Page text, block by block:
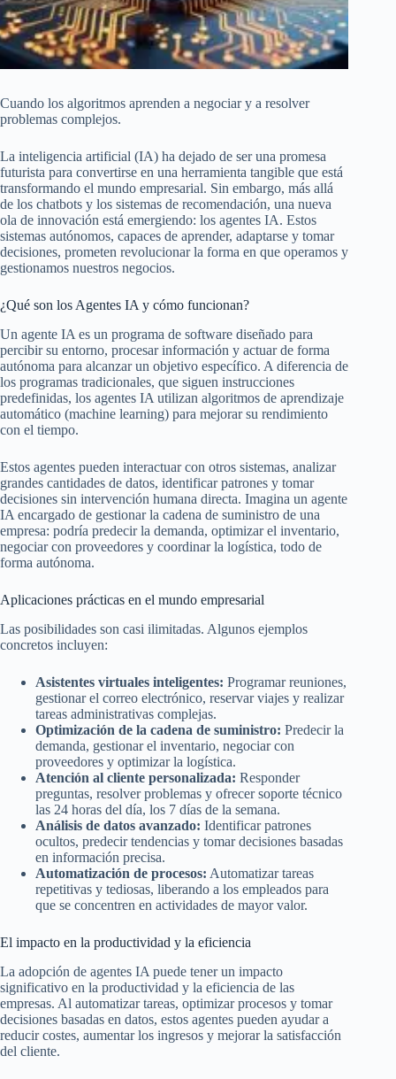
Cuando los algoritmos aprenden a negociar y a resolver
problemas complejos.
La inteligencia artificial (IA) ha dejado de ser una promesa
futurista para convertirse en una herramienta tangible que está
transformando el mundo empresarial. Sin embargo, más allá
de los chatbots y los sistemas de recomendación, una nueva
ola de innovación está emergiendo: los agentes IA. Estos
sistemas autónomos, capaces de aprender, adaptarse y tomar
decisiones, prometen revolucionar la forma en que operamos y
gestionamos nuestros negocios.
¿Qué son los Agentes IA y cómo funcionan?
Un agente IA es un programa de software diseñado para
percibir su entorno, procesar información y actuar de forma
autónoma para alcanzar un objetivo específico. A diferencia de
los programas tradicionales, que siguen instrucciones
predefinidas, los agentes IA utilizan algoritmos de aprendizaje
automático (machine learning) para mejorar su rendimiento
con el tiempo.
Estos agentes pueden interactuar con otros sistemas, analizar
grandes cantidades de datos, identificar patrones y tomar
decisiones sin intervención humana directa. Imagina un agente
IA encargado de gestionar la cadena de suministro de una
empresa: podría predecir la demanda, optimizar el inventario,
negociar con proveedores y coordinar la logística, todo de
forma autónoma.
Aplicaciones prácticas en el mundo empresarial
Las posibilidades son casi ilimitadas. Algunos ejemplos
concretos incluyen:
Asistentes virtuales inteligentes: Programar reuniones,
gestionar el correo electrónico, reservar viajes y realizar
tareas administrativas complejas.
Optimización de la cadena de suministro: Predecir la
demanda, gestionar el inventario, negociar con
proveedores y optimizar la logística.
Atención al cliente personalizada: Responder
preguntas, resolver problemas y ofrecer soporte técnico
las 24 horas del día, los 7 días de la semana.
Análisis de datos avanzado: Identificar patrones
ocultos, predecir tendencias y tomar decisiones basadas
en información precisa.
Automatización de procesos: Automatizar tareas
repetitivas y tediosas, liberando a los empleados para
que se concentren en actividades de mayor valor.
El impacto en la productividad y la eficiencia
La adopción de agentes IA puede tener un impacto
significativo en la productividad y la eficiencia de las
empresas. Al automatizar tareas, optimizar procesos y tomar
decisiones basadas en datos, estos agentes pueden ayudar a
reducir costes, aumentar los ingresos y mejorar la satisfacción
del cliente.